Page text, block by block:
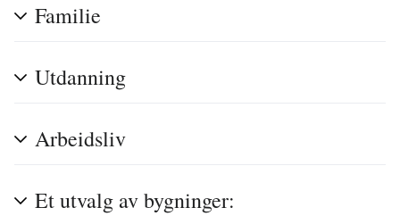
Familie
Utdanning
Arbeidsliv
Et utvalg av bygninger: